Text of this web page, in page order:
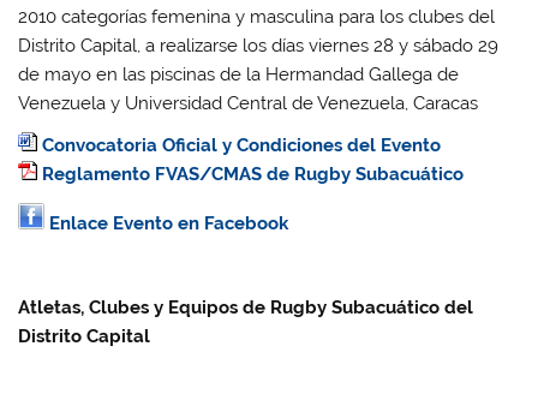
2010 categorías femenina y masculina para los clubes del
Distrito Capital, a realizarse los días viernes 28 y sábado 29
de mayo en las piscinas de la Hermandad Gallega de
Venezuela y Universidad Central de Venezuela, Caracas
Convocatoria Oficial y Condiciones del Evento
Reglamento FVAS/CMAS de Rugby Subacuático
Enlace Evento en Facebook
Atletas, Clubes y Equipos de Rugby Subacuático del
Distrito Capital